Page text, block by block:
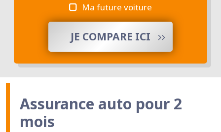
Ma future voiture
JE COMPARE ICI
Assurance auto pour 2
mois